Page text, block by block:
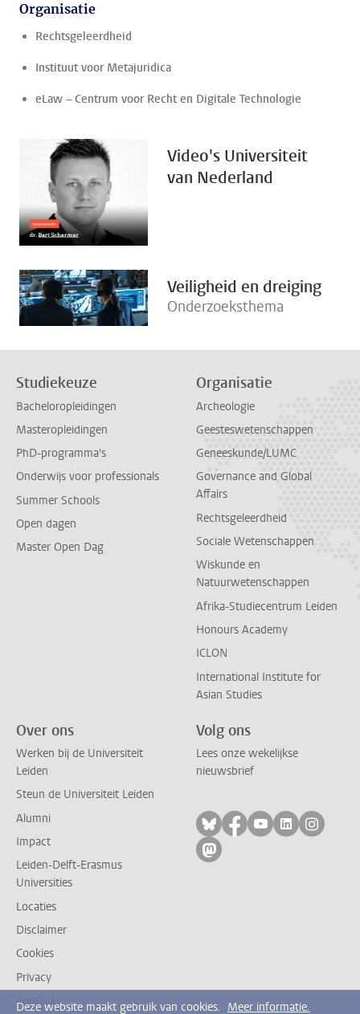
Organisatie
Rechtsgeleerdheid
Instituut voor Metajuridica
eLaw – Centrum voor Recht en Digitale Technologie
Video's Universiteit
van Nederland
Veiligheid en dreiging
Onderzoeksthema
Studiekeuze
Bacheloropleidingen
Masteropleidingen
PhD-programma's
Onderwijs voor professionals
Summer Schools
Open dagen
Master Open Dag
Organisatie
Archeologie
Geesteswetenschappen
Geneeskunde/LUMC
Governance and Global
Affairs
Rechtsgeleerdheid
Sociale Wetenschappen
Wiskunde en
Natuurwetenschappen
Afrika-Studiecentrum Leiden
Honours Academy
ICLON
International Institute for
Asian Studies
Over ons
Werken bij de Universiteit
Leiden
Steun de Universiteit Leiden
Alumni
Impact
Leiden-Delft-Erasmus
Universities
Locaties
Disclaimer
Cookies
Privacy
Contact
Volg ons
Lees onze wekelijkse
nieuwsbrief
Volg ons op bluesky
Volg ons op
Volg ons op
Volg ons
Volg
Volg ons op mastodon
Deze website maakt gebruik van cookies. Meer informatie.